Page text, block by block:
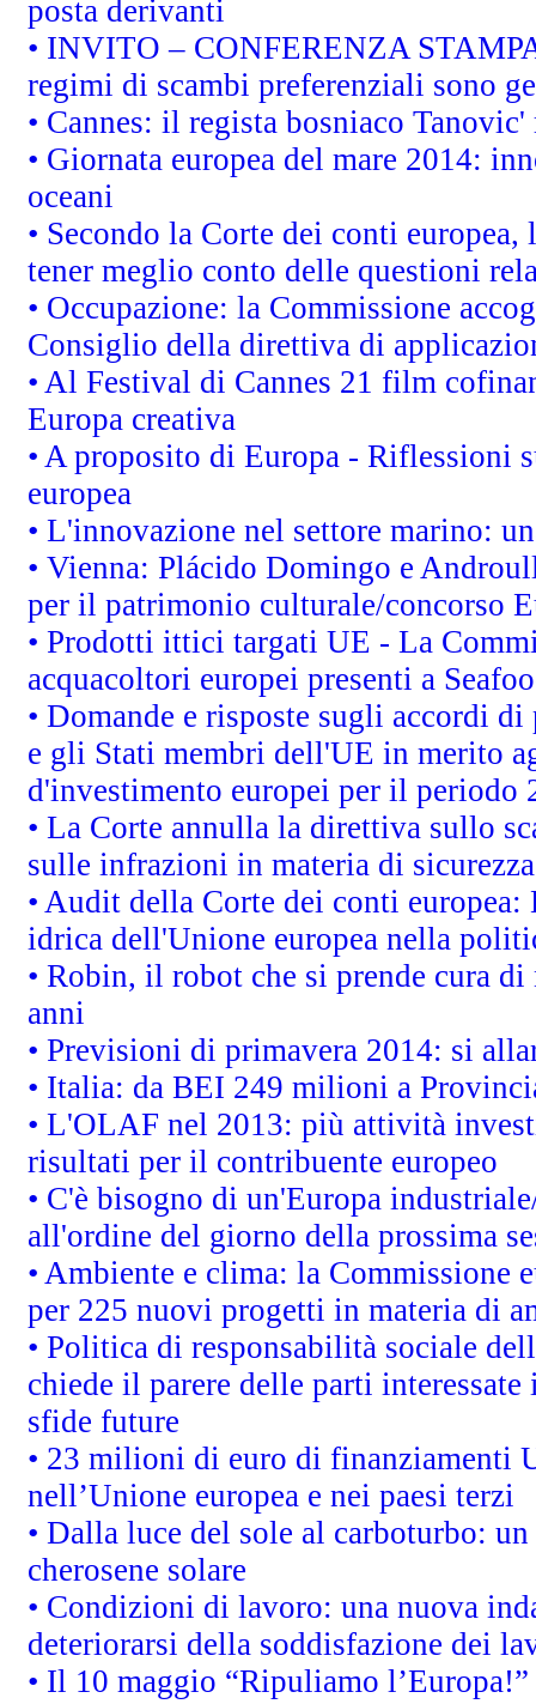
posta derivanti
• INVITO – CONFERENZA
regimi di scambi preferenziali sono
• Cannes: il regista bosniaco
• Giornata europea del mare 2014:
oceani
• Secondo la Corte dei conti
tener meglio conto delle questioni
• Occupazione: la Commissione
Consiglio della direttiva di
• Al Festival di Cannes 21 film
Europa creativa
• A proposito di Europa - Riflessioni
europea
• L'innovazione nel settore marino:
• Vienna: Plácido Domingo e
per il patrimonio culturale/concorso
• Prodotti ittici targati UE - La
acquacoltori europei presenti a
• Domande e risposte sugli accordi
e gli Stati membri dell'UE in merito
d'investimento europei per il periodo
• La Corte annulla la direttiva sullo
sulle infrazioni in materia di
• Audit della Corte dei conti
idrica dell'Unione europea nella
• Robin, il robot che si prende cura
anni
• Previsioni di primavera 2014: si
• Italia: da BEI 249 milioni a
• L'OLAF nel 2013: più attività
risultati per il contribuente europeo
• C'è bisogno di un'Europa
all'ordine del giorno della prossima
• Ambiente e clima: la Commissione
per 225 nuovi progetti in materia di
• Politica di responsabilità sociale
chiede il parere delle parti
sfide future
• 23 milioni di euro di finanziamenti
nell’Unione europea e nei paesi terzi
• Dalla luce del sole al carboturbo:
cherosene solare
• Condizioni di lavoro: una nuova
deteriorarsi della soddisfazione dei
• Il 10 maggio “Ripuliamo l’Europa!”